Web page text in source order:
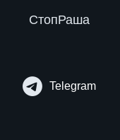
СтопРаша
Telegram